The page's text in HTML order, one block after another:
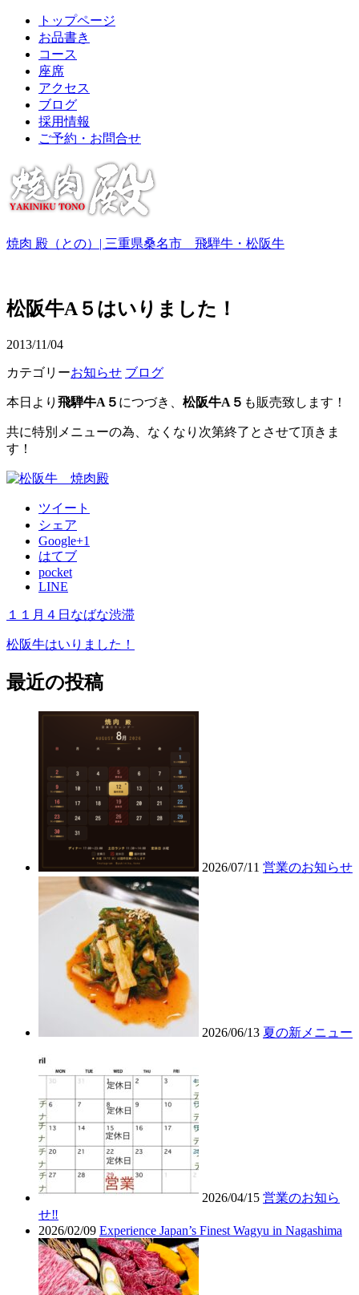
トップページ
お品書き
コース
座席
アクセス
ブログ
採用情報
ご予約・お問合せ
焼肉 殿（との）| 三重県桑名市 飛騨牛・松阪牛
松阪牛A５はいりました！
2013/11/04
カテゴリーお知らせ ブログ
本日より 飛騨牛A５ につづき、 松阪牛A５ も販売致します！
共に特別メニューの為、なくなり次第終了とさせて頂きま
す！
ツイート
シェア
Google+1
はてブ
pocket
LINE
１１月４日なばな渋滞
松阪牛はいりました！
最近の投稿
2026/07/11 営業のお知らせ
2026/06/13 夏の新メニュー
2026/04/15 営業のお知ら
せ‼︎
2026/02/09 Experience Japan’s Finest Wagyu in Nagashima